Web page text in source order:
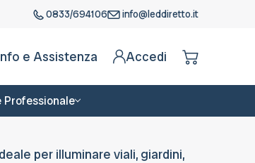
0833/694106 info@leddiretto.it
e Assistenza Accedi
Professionale
per illuminare viali, giardini,